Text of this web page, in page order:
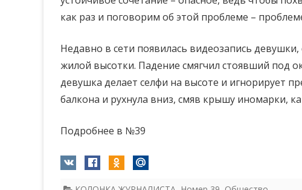
как раз и поговорим об этой проблеме –
Недавно в сети появилась видеозапись
жилой высотки. Падение смягчил стоявший под
девушка делает селфи на высоте и игнорирует
балкона и рухнула вниз, смяв крышу иномарки,
Подробнее в №39